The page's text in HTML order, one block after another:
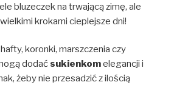
bluzeczek na trwającą zimę, ale
krokami cieplejsze dni!
koronki, marszczenia czy
dodaćsukienkomelegancji i
żeby nie przesadzić z ilością